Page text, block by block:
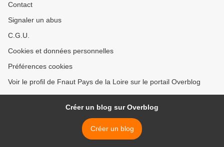
Contact
Signaler un abus
C.G.U.
Cookies et données personnelles
Préférences cookies
Voir le profil de Fnaut Pays de la Loire sur le portail Overblog
Créer un blog sur Overblog
Créer un blog